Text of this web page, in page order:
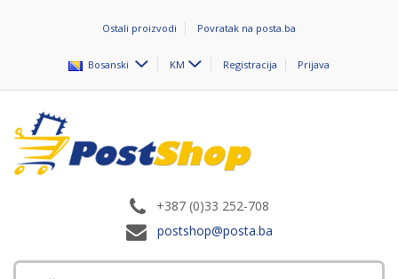
Ostali proizvodi Povratak na posta.ba
Bosanski KM Registracija Prijava
+387 (0)33 252-708
postshop@posta.ba